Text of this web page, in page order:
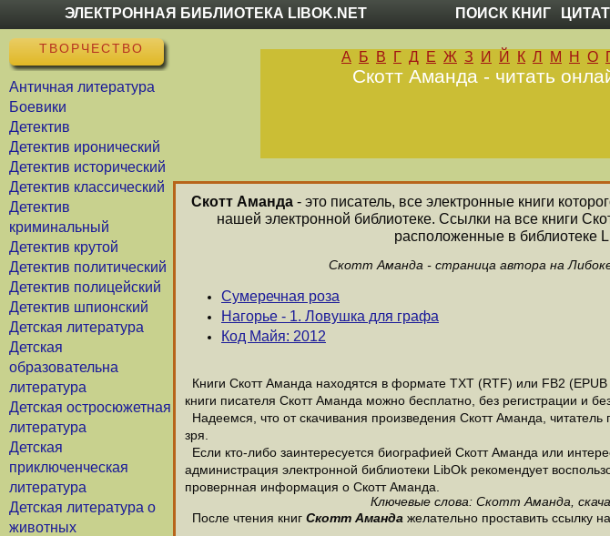
ЭЛЕКТРОННАЯ БИБЛИОТЕКА LIBOK.NET ПОИСК КНИГ
ТВОРЧЕСТВО
Античная литература
Боевики
Детектив
Детектив иронический
Детектив исторический
Детектив классический
Детектив
криминальный
Детектив крутой
Детектив политический
Детектив полицейский
Детектив шпионский
Детская литература
Детская
образовательна
литература
Детская остросюжетная
литература
Детская
приключенческая
литература
Детская литература о
животных
А Б В Г Д Е Ж З И Й К Л М Н О
Скотт Аманда - читать
Скотт Аманда- это писатель, все электронные книги
нашей электронной библиотеке. Ссылки на все книги
расположенные в библиотеке
Скотт Аманда - страница автора на
Сумеречная роза
Нагорье - 1. Ловушка для графа
Код Майя: 2012
Книги Скотт Аманда находятся в формате ТХТ (RTF) или FB2
книги писателя Скотт Аманда можно бесплатно, без регистрации и
Надеемся, что от скачивания произведения Скотт Аманда,
зря.
Если кто-либо заинтересуется биографией Скотт Аманда или
администрация электронной библиотеки LibOk рекомендует
провернная информация о Скотт Аманда.
Ключевые слова: Скотт Аманда,
После чтения книг Скотт Аманда желательно проставить ссылку